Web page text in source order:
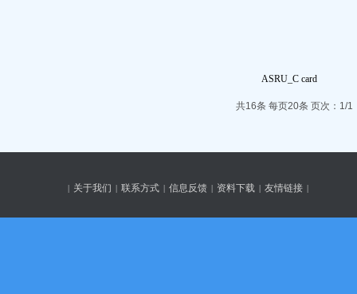
ASRU_C card
共16条 每页20条 页次：1/1
| 关于我们 | 联系方式 | 信息反馈 | 资料下载 | 友情链接 |